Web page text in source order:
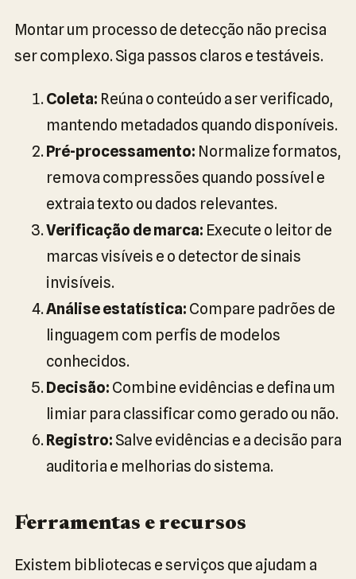
Montar um processo de detecção não precisa
ser complexo. Siga passos claros e testáveis.
Coleta: Reúna o conteúdo a ser verificado,
mantendo metadados quando disponíveis.
Pré-processamento: Normalize formatos,
remova compressões quando possível e
extraia texto ou dados relevantes.
Verificação de marca: Execute o leitor de
marcas visíveis e o detector de sinais
invisíveis.
Análise estatística: Compare padrões de
linguagem com perfis de modelos
conhecidos.
Decisão: Combine evidências e defina um
limiar para classificar como gerado ou não.
Registro: Salve evidências e a decisão para
auditoria e melhorias do sistema.
Ferramentas e recursos
Existem bibliotecas e serviços que ajudam a